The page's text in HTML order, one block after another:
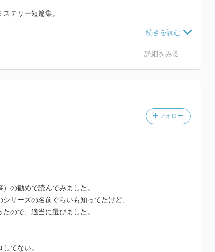
テリー短篇集。
での一文。
なってから、どれだけサボら
詳細をみる
フォロー
の勧めで読んでみました。
リーズの名前ぐらいも知ってたけど、
ので、適当に選びました。
てない。